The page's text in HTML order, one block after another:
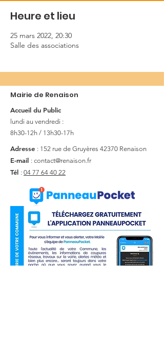
Heure et lieu
25 mars 2022, 20:30
Salle des associations
Mairie de Renaison
Accueil du Public
lundi au vendredi :
8h30-12h / 13h30-17h
Adresse : 152 rue de Gruyères 42370 Renaison
E-mail : contact@renaison.fr
Tél : 04 77 64 40 22